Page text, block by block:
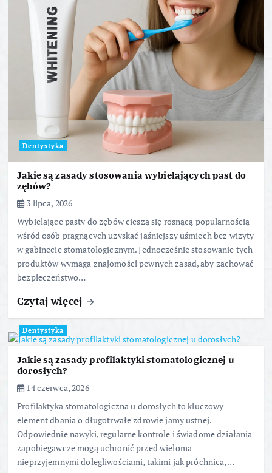
Dentystyka
Jakie są zasady stosowania wybielających past do
zębów?
3 lipca, 2026
Wybielające pasty do zębów cieszą się rosnącą popularnością
wśród osób pragnących uzyskać jaśniejszy uśmiech bez wizyty
w gabinecie stomatologicznym. Jednocześnie stosowanie tych
produktów wymaga znajomości pewnych zasad, aby zachować
bezpieczeństwo…
Czytaj więcej
Dentystyka
Jakie są zasady profilaktyki stomatologicznej u
dorosłych?
14 czerwca, 2026
Profilaktyka stomatologiczna u dorosłych to kluczowy
element dbania o długotrwałe zdrowie jamy ustnej.
Odpowiednie nawyki, regularne kontrole i świadome działania
zapobiegawcze mogą uchronić przed wieloma
nieprzyjemnymi dolegliwościami, takimi jak próchnica,…